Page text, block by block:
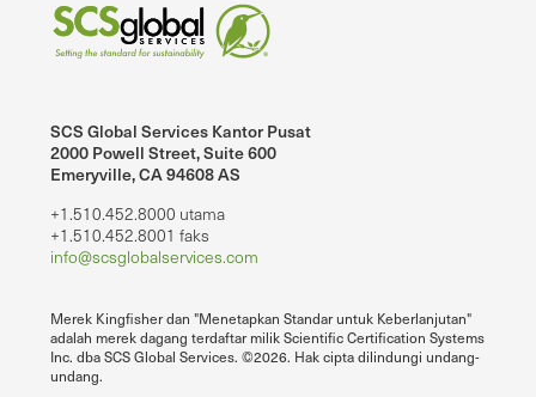
SCS Global Services Kantor Pusat
2000 Powell Street, Suite 600
Emeryville, CA 94608 AS
+1.510.452.8000 utama
+1.510.452.8001 faks
info@scsglobalservices.com
Merek Kingfisher dan "Menetapkan Standar untuk Keberlanjutan"
adalah merek dagang terdaftar milik Scientific Certification Systems
Inc. dba SCS Global Services. ©2026. Hak cipta dilindungi undang-
undang.